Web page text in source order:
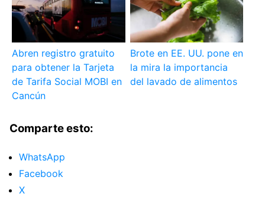
Abren registro gratuito
para obtener la Tarjeta
de Tarifa Social MOBI en
Cancún
Brote en EE. UU. pone en
la mira la importancia
del lavado de alimentos
Comparte esto:
WhatsApp
Facebook
X